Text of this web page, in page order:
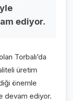
ediyor.
Torbalı’da
üretim
önemle
devam ediyor.